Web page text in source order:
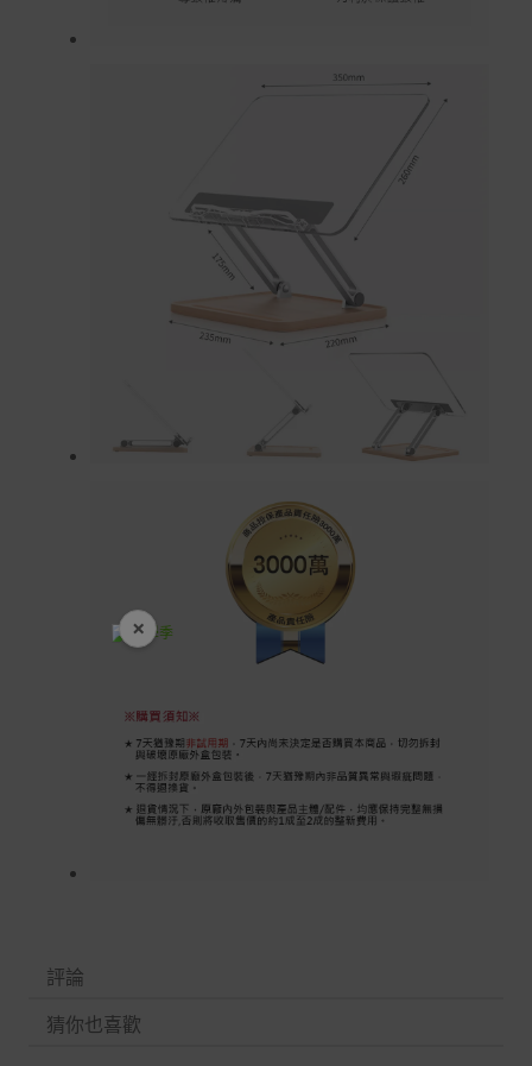
評論
猜你也喜歡
× 開學裝備全面降價